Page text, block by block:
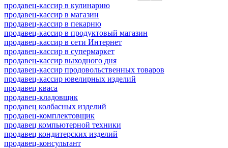
продавец-кассир в кулинарию
продавец-кассир в магазин
продавец-кассир в пекарню
продавец-кассир в продуктовый магазин
продавец-кассир в сети Интернет
продавец-кассир в супермаркет
продавец-кассир выходного дня
продавец-кассир продовольственных товаров
продавец-кассир ювелирных изделий
продавец кваса
продавец-кладовщик
продавец колбасных изделий
продавец-комплектовщик
продавец компьютерной техники
продавец кондитерских изделий
продавец-консультант